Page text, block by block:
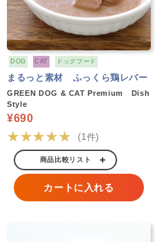
DOG CAT ドッグフード
まるっと素材 ふっくら鶏レバー
GREEN DOG & CAT Premium Dish
Style
¥690
★★★★★ (1件)
商品比較リスト
カートに入れる